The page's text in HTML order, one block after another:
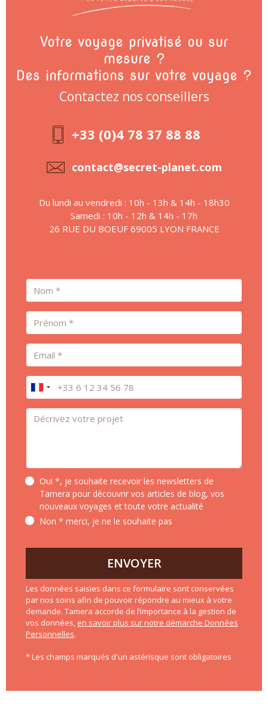
Votre voyage privatisé ou sur
mesure ?
Des informations sur votre voyage ?
Contactez nos conseillers
+33 (0)4 78 37 88 88
contact@secret-planet.com
Du lundi au vendredi : 10h - 13h & 14h - 18h30
Samedi : 10h - 12h & 14h - 17h
26 RUE DU BOEUF 69005 LYON FRANCE
Nom
Prénom
Email
Téléphone
Message *
Oui *, je souhaite recevoir les newsletters de
Tamera pour découvrir vos articles de blog, vos
nouveaux voyages et toute votre actualité
Non * merci, je ne le souhaite pas
ENVOYER
Les données saisies dans ce formulaire sont conservées
par nos soins afin de pouvoir répondre au mieux à votre
demande. Tamera accorde de l’importance à la gestion de
vos données, en savoir plus sur notre démarche Données
Personnelles.
* Les champs marqués d'un astérisque sont obligatoires